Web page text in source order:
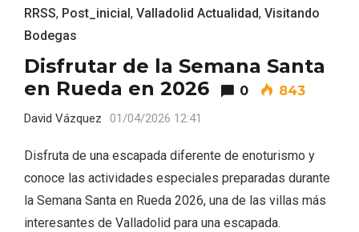
RRSS, Post_inicial , Valladolid Actualidad, Visitando
Bodegas
Disfrutar de la Semana Santa
en Rueda en 2026
0 843
David Vázquez 01/04/2026 12:41
Disfruta de una escapada diferente de enoturismo y
conoce las actividades especiales preparadas durante
la Semana Santa en Rueda 2026, una de las villas más
interesantes de Valladolid para una escapada.
Conciertos gratuitos del coro Wetherby
Preparatory School en Ávila y Salamanca